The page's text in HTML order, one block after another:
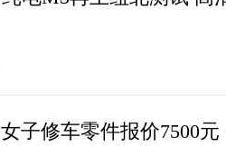
女子修车零件报价7500